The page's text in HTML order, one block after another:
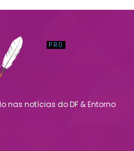
nas notícias do DF & Entorno